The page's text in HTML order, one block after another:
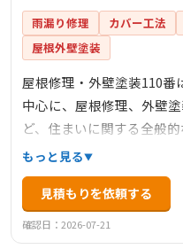
雨漏り修理 カバー工法
屋根外壁塗装
屋根修理・外壁塗装110番
中心に、屋根修理、外壁
ど、住まいに関する全般
見積・点検・調査は無料
としています。1級塗装技
おり、安心の工事とアフ
す。工事後のお客様との
おり、リピーターや紹介
もっと見る
見積もりを依頼する
確認日：2026-07-21